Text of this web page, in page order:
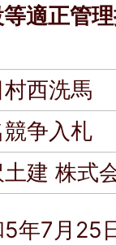
適正管
西洗馬
争入札
建 株式
5年7月25